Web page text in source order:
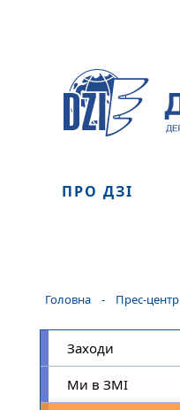
ПРО ДЗІ
Головна - Прес-центр
Заходи
Ми в ЗМІ